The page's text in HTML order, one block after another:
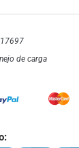
de carga